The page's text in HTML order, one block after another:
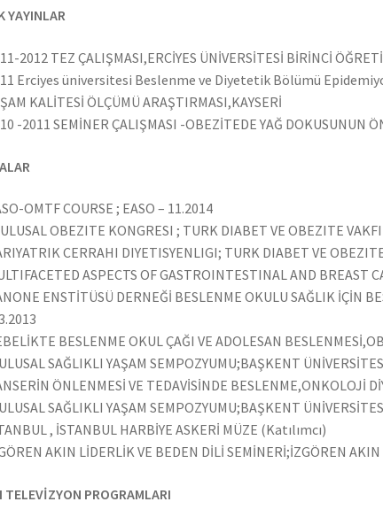
YAYINLAR
2012 TEZ ÇALIŞMASI,ERCİYES ÜNİVERSİTESİ BİRİNCİ
Erciyes üniversitesi Beslenme ve Diyetetik Bölümü
KALİTESİ ÖLÇÜMÜ ARAŞTIRMASI,KAYSERİ
-2011 SEMİNER ÇALIŞMASI -OBEZİTEDE YAĞ DOKUSUNUN
OMTF COURSE ; EASO – 11.2014
OBEZITE KONGRESI ; TURK DIABET VE OBEZITE
CERRAHI DIYETISYENLIGI; TURK DIABET VE
ASPECTS OF GASTROINTESTINAL AND BREAST
ENSTİTÜSÜ DERNEĞİ BESLENME OKULU SAĞLIK İÇİN
BESLENME OKUL ÇAĞI VE ADOLESAN
SAĞLIKLI YAŞAM SEMPOZYUMU;BAŞKENT
ÖNLENMESİ VE TEDAVİSİNDE BESLENME,ONKOLOJİ
SAĞLIKLI YAŞAM SEMPOZYUMU;BAŞKENT
, İSTANBUL HARBİYE ASKERİ MÜZE (Katılımcı)
AKIN LİDERLİK VE BEDEN DİLİ SEMİNERİ;İZGÖREN
TELEVİZYON PROGRAMLARI